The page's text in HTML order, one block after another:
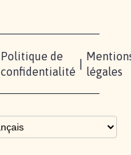
Politique de
confidentialité
légales